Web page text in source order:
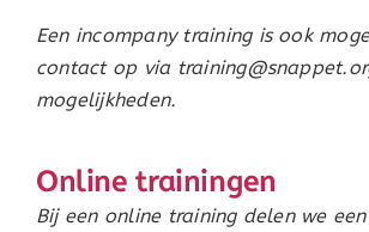
Een incompany training is ook
contact op via
mogelijkheden.
Online trainingen
Bij een online training delen we